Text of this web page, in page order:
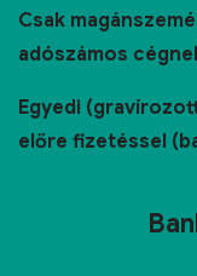
Csak
adószámos
Egyedi
előre fizetéssel